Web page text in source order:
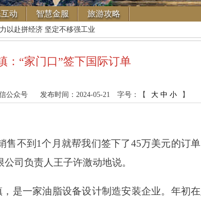
动 智慧金服 旅游攻略
以赴拼经济 坚定不移强工业
：“家门口”签下国际订单
公众号 发布时间：2024-05-21 字号：【 大 中 小 】
不到1个月就帮我们签下了45万美元的订
司负责人王子许激动地说。
是一家油脂设备设计制造安装企业。年初